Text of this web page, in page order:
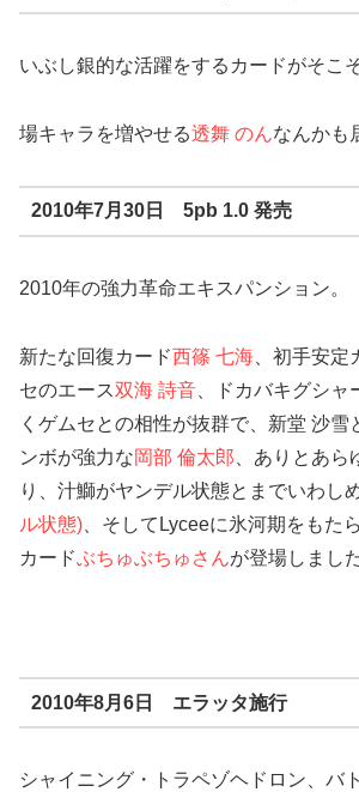
いぶし銀的な活躍をするカードがそこ
場キャラを増やせる透舞 のんなんかも
2010年7月30日 5pb 1.0 発売
2010年の強力革命エキスパンション。
新たな回復カード西篠 七海 、初手安
セのエース双海 詩音 、ドカバキグシャ
くゲムセとの相性が抜群で、新堂 沙雪
ンボが強力な岡部 倫太郎 、ありとあ
り、汁鰤がヤンデル状態とまでいわし
ル状態) 、そしてLyceeに氷河期をもた
カードぶちゅぶちゅさんが登場しました
2010年8月6日 エラッタ施行
シャイニング・トラペゾヘドロン、バ